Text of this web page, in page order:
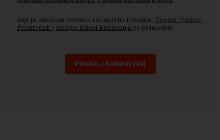
Sajt je zaštićen pomocu reCaptcha i Google. Google Politika
Privatnosti i Google Uslovi Korišćenja su primenjeni.